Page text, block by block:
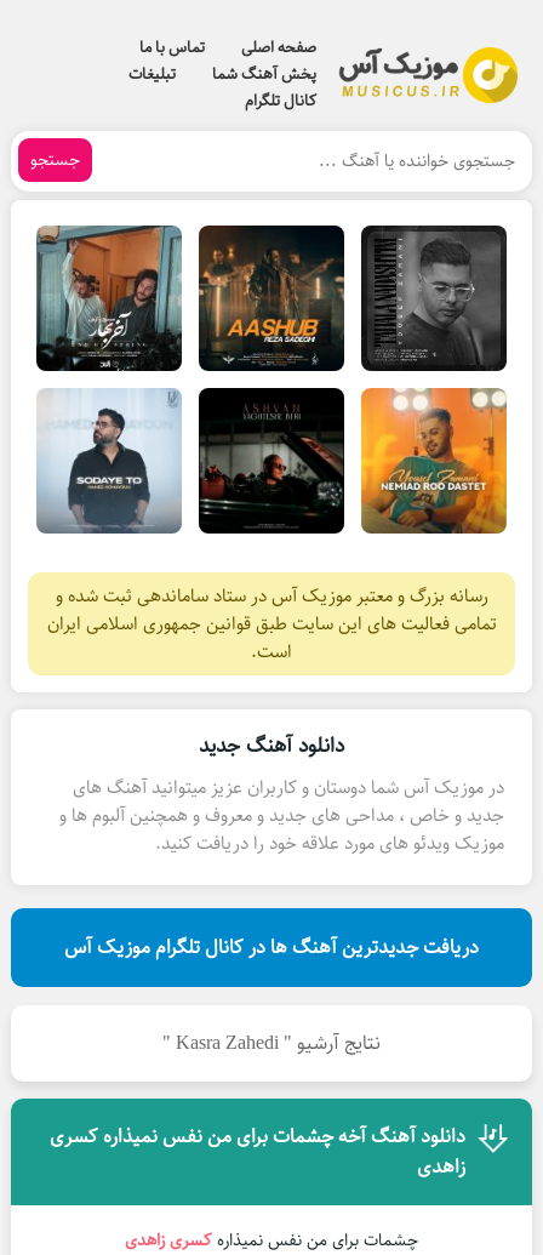
صفحه اصلی
تماس با ما
پخش آهنگ شما
تبلیغات
کانال تلگرام
جستجو
رسانه بزرگ و معتبر موزیک آس در ستاد ساماندهی ثبت شده و
تمامی فعالیت های این سایت طبق قوانین جمهوری اسلامی ایران
است.
دانلود آهنگ جدید
در موزیک آس شما دوستان و کاربران عزیز میتوانید آهنگ های
جدید و خاص ، مداحی های جدید و معروف و همچنین آلبوم ها و
موزیک ویدئو های مورد علاقه خود را دریافت کنید.
دریافت جدیدترین آهنگ ها در کانال تلگرام موزیک آس
نتایج آرشیو " Kasra Zahedi "
دانلود آهنگ آخه چشمات برای من نفس نمیذاره کسری
زاهدی
چشمات برای من نفس نمیذارهکسری زاهدی